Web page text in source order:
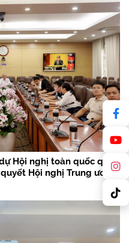
Hội nghị toàn quốc quán
Hội nghị Trung ương